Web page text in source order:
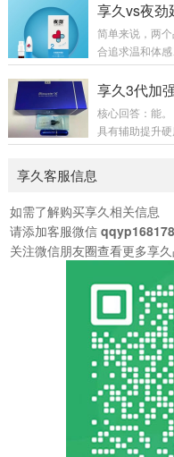
深，呈深褐...
理了完整、接
果。喷涂用量
试探。喷涂位
到峰值。事前
简单来说，两
合追求温和体
间、能接受稍
夜劲主要成分
作用原理暂时
现“一升一降”
核心回答：能
具有辅助提升
么？它是一款
藿、马鹿茸、
和勃起时的充
挺、更有力。
过程中“状态更
享久客服信息
如需了解购买享久相关信息
请添加客服微信 qqyp168178
关注微信朋友圈查看更多享